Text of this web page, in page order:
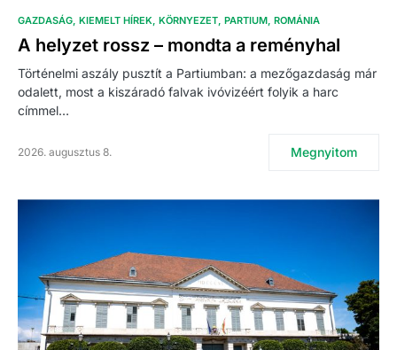
GAZDASÁG KIEMELT HÍREK KÖRNYEZET PARTIUM ROMÁNIA
A helyzet rossz – mondta a reményhal
Történelmi aszály pusztít a Partiumban: a mezőgazdaság már
odalett, most a kiszáradó falvak ivóvizéért folyik a harc
címmel…
2026. augusztus 8. Megnyitom